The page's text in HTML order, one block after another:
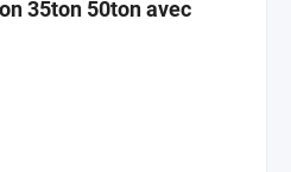
35ton 50ton avec